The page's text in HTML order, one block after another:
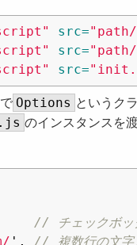
src=
src=
src=
Options というク
のインスタンスを
// チェックボッ
' ,
// 複数行の文字